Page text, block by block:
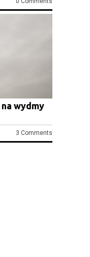
wydmy
3 Comments